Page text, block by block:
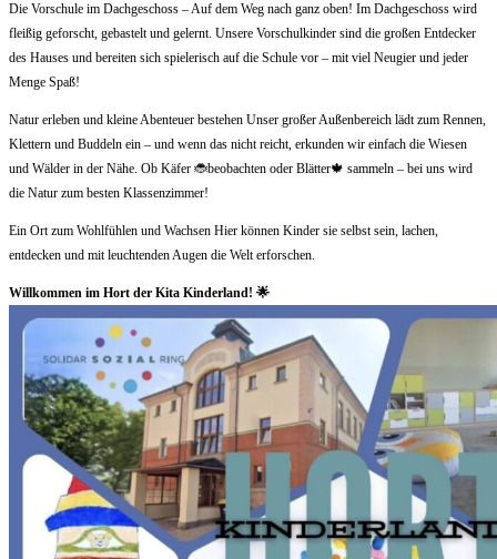
Die Vorschule im Dachgeschoss – Auf dem Weg nach ganz oben! Im Dachgeschoss wird
fleißig geforscht, gebastelt und gelernt. Unsere Vorschulkinder sind die großen Entdecker
des Hauses und bereiten sich spielerisch auf die Schule vor – mit viel Neugier und jeder
Menge Spaß!
Natur erleben und kleine Abenteuer bestehen Unser großer Außenbereich lädt zum Rennen,
Klettern und Buddeln ein – und wenn das nicht reicht, erkunden wir einfach die Wiesen
und Wälder in der Nähe. Ob Käfer 🐞beobachten oder Blätter🍁 sammeln – bei uns wird
die Natur zum besten Klassenzimmer!
Ein Ort zum Wohlfühlen und Wachsen Hier können Kinder sie selbst sein, lachen,
entdecken und mit leuchtenden Augen die Welt erforschen.
Willkommen im Hort der Kita Kinderland! 🌟